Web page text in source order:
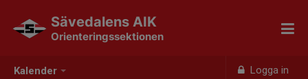
Kalender Logga in
Sävedalens AIK
Orienteringssektionen